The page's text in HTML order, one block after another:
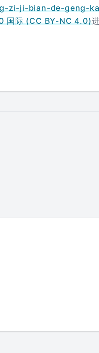
zi-ji-bian-de-geng-
国际 (CC BY-NC 4.0)